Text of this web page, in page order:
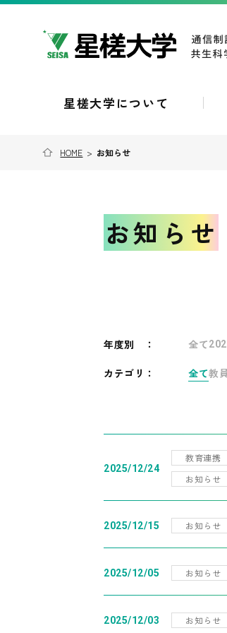
星槎大学について
HOME > お知らせ
お知らせ
年度別 ： 全て
カテゴリ： 全て教
2025/12/24
教育連携
お知らせ
2025/12/15 お知らせ
2025/12/05 お知らせ
2025/12/03 お知らせ